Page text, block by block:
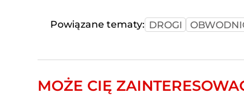
Powiązane tematy: DROGI
MOŻE CIĘ